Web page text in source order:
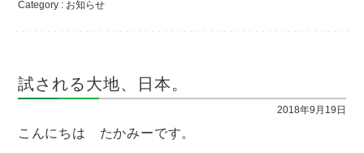
Category : お知らせ
試される大地、日本。
2018年9月19日
こんにちは たかみーです。